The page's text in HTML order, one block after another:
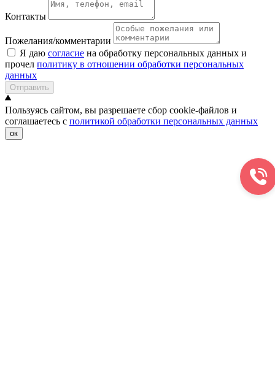
Контакты
Пожелания/комментарии
Я даю согласие на обработку персональных данных и
прочел политику в отношении обработки персональных
данных
Отправить
Пользуясь сайтом, вы разрешаете сбор cookie-файлов и
соглашаетесь с политикой обработки персональных данных
ок